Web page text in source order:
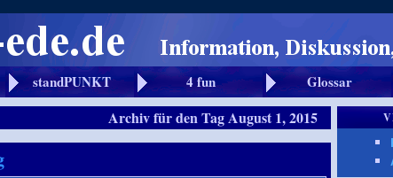
standPUNKT 4 fun Glossar
Archiv für den TagAugust 1, 2015